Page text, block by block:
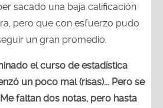
sacado una baja calificación
pero que con esfuerzo pudo
un gran promedio.
el curso de estadística
un poco mal (risas)... Pero se
faltan dos notas, pero hasta